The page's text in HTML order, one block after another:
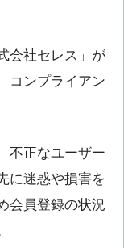
会社セレス」が
コンプライアン
不正なユーザー
に迷惑や損害を
会員登録の状況